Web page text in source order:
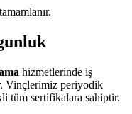
hizmetlerinde iş
Vinçlerimiz periyodik
tüm sertifikalara sahiptir.